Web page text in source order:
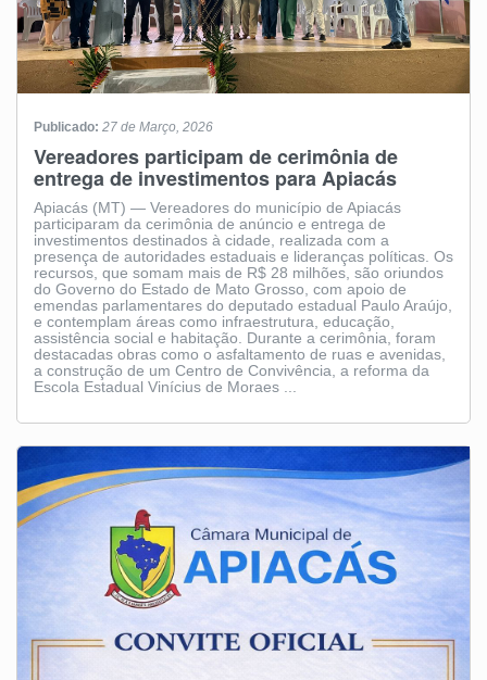
Publicado: 27 de Março, 2026
Vereadores participam de cerimônia de
entrega de investimentos para Apiacás
Apiacás (MT) — Vereadores do município de Apiacás
participaram da cerimônia de anúncio e entrega de
investimentos destinados à cidade, realizada com a
presença de autoridades estaduais e lideranças políticas. Os
recursos, que somam mais de R$ 28 milhões, são oriundos
do Governo do Estado de Mato Grosso, com apoio de
emendas parlamentares do deputado estadual Paulo Araújo,
e contemplam áreas como infraestrutura, educação,
assistência social e habitação. Durante a cerimônia, foram
destacadas obras como o asfaltamento de ruas e avenidas,
a construção de um Centro de Convivência, a reforma da
Escola Estadual Vinícius de Moraes ...